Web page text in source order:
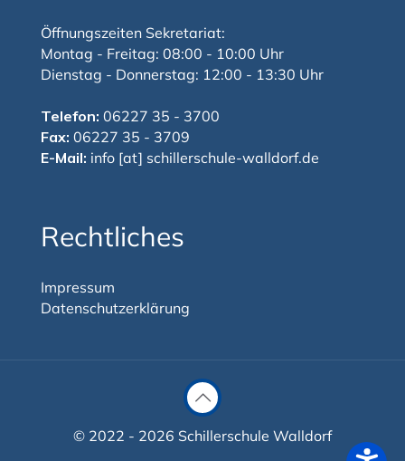
Öffnungszeiten Sekretariat:
Montag - Freitag: 08:00 - 10:00 Uhr
Dienstag - Donnerstag: 12:00 - 13:30 Uhr
Telefon: 06227 35 - 3700
Fax: 06227 35 - 3709
E-Mail: info [at] schillerschule-walldorf.de
Rechtliches
Impressum
Datenschutzerklärung
© 2022 - 2026 Schillerschule Walldorf